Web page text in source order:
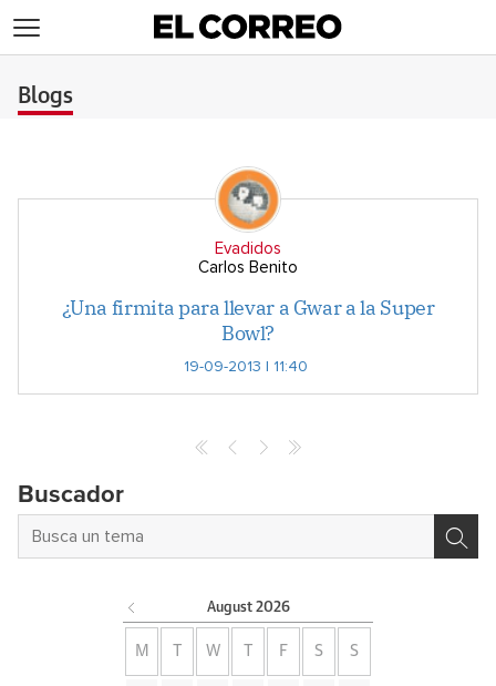
Blogs
Evadidos
Carlos Benito
¿Una firmita para llevar a Gwar a la Super
Bowl?
19-09-2013 | 11:40
Buscador
August 2026
M W F S S